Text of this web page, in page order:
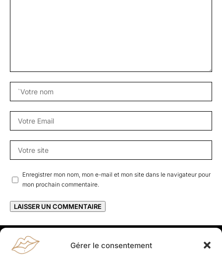
Gérer le consentement
Enregistrer mon nom, mon e-mail et mon site dans le navigateur pour
mon prochain commentaire.
Rapporteuses